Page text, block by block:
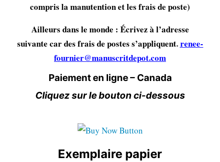
compris la manutention et les frais de poste)
Ailleurs dans le monde : Écrivez à l’adresse
suivante car des frais de postes s’appliquent.renee-
fournier@manuscritdepot.com
Paiement en ligne – Canada
Cliquez sur le bouton ci-dessous
Exemplaire papier